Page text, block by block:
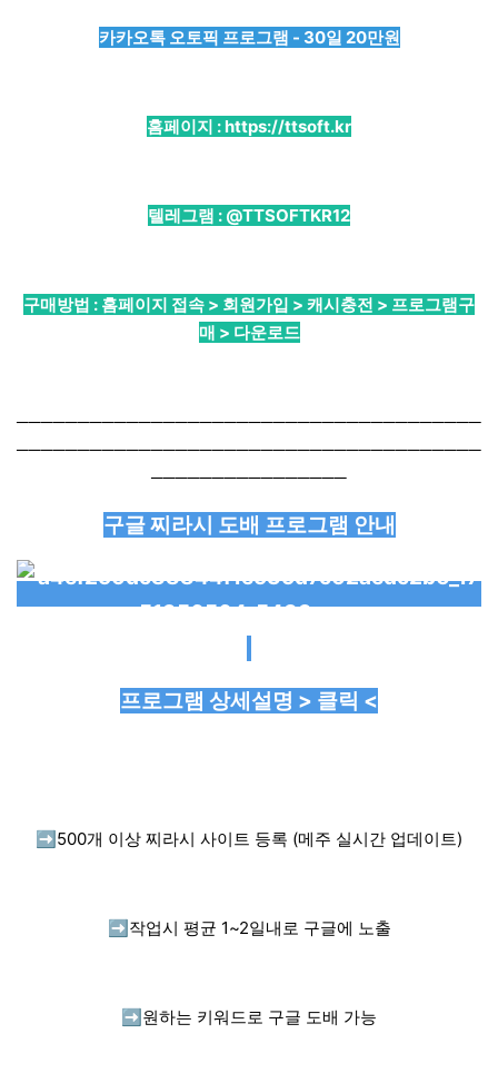
카카오톡 오토픽 프로그램 - 30일 20만원
홈페이지 :https://ttsoft.kr
텔레그램 : @TTSOFTKR12
구매방법 : 홈페이지 접속 > 회원가입 > 캐시충전 > 프로그램구
매 > 다운로드
──────────────────────────────────────
──────────────────────────────────────
────────────────
구글 찌라시 도배 프로그램 안내
프로그램 상세설명 > 클릭 <
➡️ 500개 이상 찌라시 사이트 등록 (메주 실시간 업데이트)
➡️ 작업시 평균 1~2일내로 구글에 노출
➡️ 원하는 키워드로 구글 도배 가능